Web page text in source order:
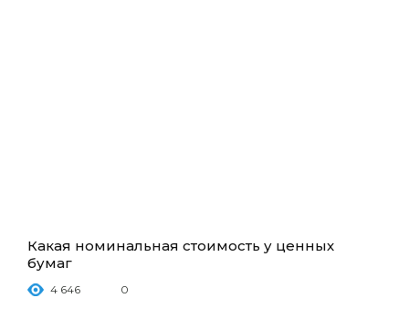
Какая номинальная стоимость у ценных
бумаг
4 646 0